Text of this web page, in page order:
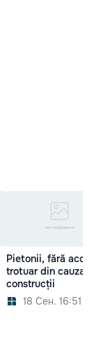
Pietonii, fără
trotuar din cauza
construcții
18 Сен. 16:51